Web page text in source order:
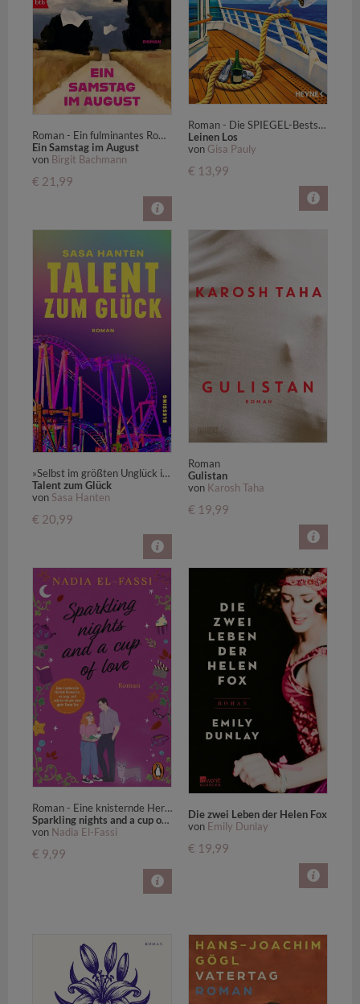
Roman - Ein fulminantes Romandebüt mit psychologischer Tiefe
Ein Samstag im August
von Birgit Bachmann
€ 21,99
Roman - Die SPIEGEL-Bestsellerautorin mit spannender Unterhaltung auf hoher See
Leinen Los
von Gisa Pauly
€ 13,99
»Selbst im größten Unglück ist dieses Buch noch von unbrechbarer Vergnügtheit und einer hemdsärmeligen Liebenswürdigkeit, wie es sie in der Literatur nur selten gibt.« Barbara Zeman
Talent zum Glück
von Sasa Hanten
€ 20,99
Roman
Gulistan
von Karosh Taha
€ 19,99
Roman - Eine knisternde Herbst-Romance, so cosy und gemütlich wie eine heiße Tasse Tee.
Sparkling nights and a cup of love
von Nadia El-Fassi
€ 9,99
Die zwei Leben der Helen Fox
von Emily Dunlay
€ 19,99